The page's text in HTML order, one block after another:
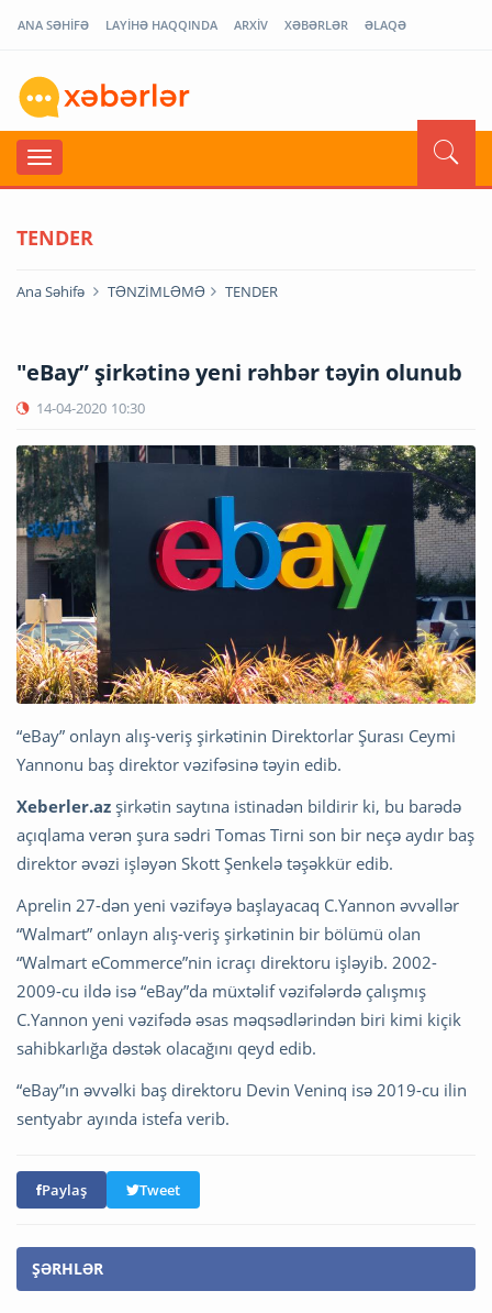
ANA SƏHİFƏ LAYİHƏ HAQQINDA ARXİV XƏBƏRLƏR ƏLAQƏ
TENDER
Ana Səhifə TƏNZİMLƏMƏ TENDER
"eBay” şirkətinə yeni rəhbər təyin olunub
14-04-2020 10:30
“eBay” onlayn alış-veriş şirkətinin Direktorlar Şurası Ceymi
Yannonu baş direktor vəzifəsinə təyin edib.
Xeberler.az şirkətin saytına istinadən bildirir ki, bu barədə
açıqlama verən şura sədri Tomas Tirni son bir neçə aydır baş
direktor əvəzi işləyən Skott Şenkelə təşəkkür edib.
Aprelin 27-dən yeni vəzifəyə başlayacaq C.Yannon əvvəllər
“Walmart” onlayn alış-veriş şirkətinin bir bölümü olan
“Walmart eCommerce”nin icraçı direktoru işləyib. 2002-
2009-cu ildə isə “eBay”da müxtəlif vəzifələrdə çalışmış
C.Yannon yeni vəzifədə əsas məqsədlərindən biri kimi kiçik
sahibkarlığa dəstək olacağını qeyd edib.
“eBay”ın əvvəlki baş direktoru Devin Veninq isə 2019-cu ilin
sentyabr ayında istefa verib.
Paylaş Tweet
ŞƏRHLƏR